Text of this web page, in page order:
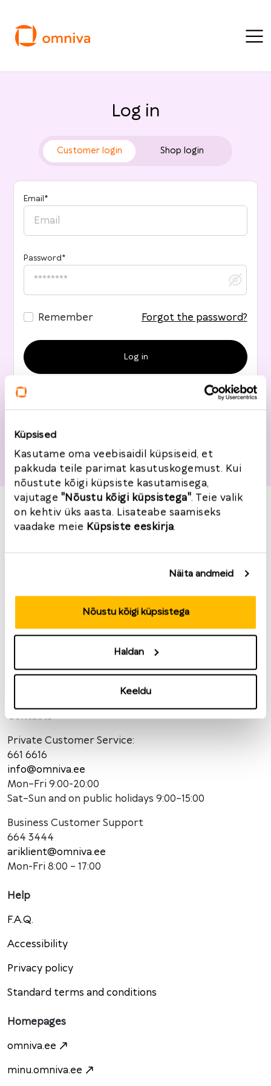
Küpsised
Kasutame oma veebisaidil küpsiseid, et
pakkuda teile parimat kasutuskogemust. Kui
nõustute kõigi küpsiste kasutamisega,
vajutage "Nõustu kõigi küpsistega". Teie valik
on kehtiv üks aasta. Lisateabe saamiseks
vaadake meie Küpsiste eeskirja.
Näita andmeid
Nõustu kõigi küpsistega
Haldan
Keeldu
Log in
Customer login Shop login
Email*
Password*
Remember Forgot the password?
Don't have an account?Register
Contacts
Private Customer Service:
661 6616
info@omniva.ee
Mon–Fri 9:00-20:00
Sat–Sun and on public holidays 9:00–15:00
Business Customer Support
664 3444
ariklient@omniva.ee
Mon-Fri 8:00 – 17:00
Help
F.A.Q.
Accessibility
Privacy policy
Standard terms and conditions
Homepages
omniva.ee
minu.omniva.ee